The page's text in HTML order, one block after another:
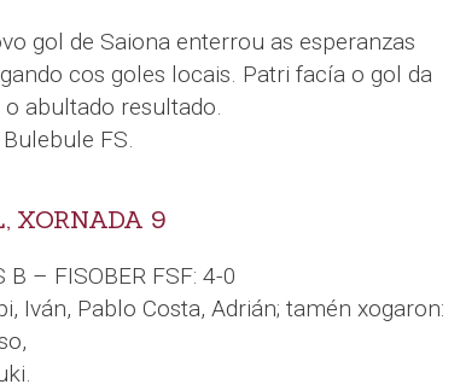
gol de Saiona enterrou as esperanzas
cos goles locais. Patri facía o gol da
abultado resultado.
FS.
XORNADA 9
B – FISOBER FSF: 4-0
Iván, Pablo Costa, Adrián; tamén xogaron: